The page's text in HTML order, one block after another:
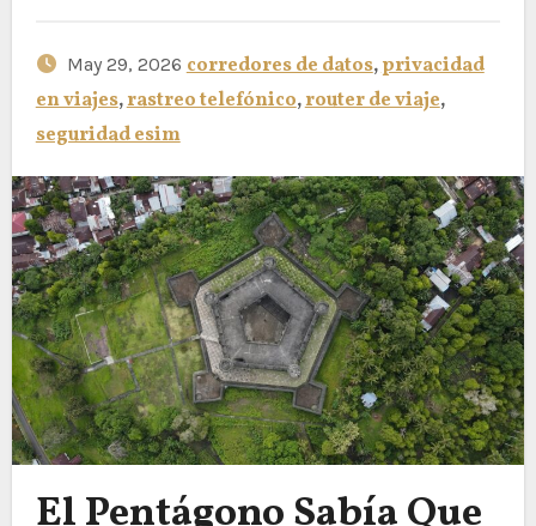
May 29, 2026 corredores de datos,privacidad
en viajes,rastreo telefónico,router de viaje,
seguridad esim
El Pentágono Sabía Que